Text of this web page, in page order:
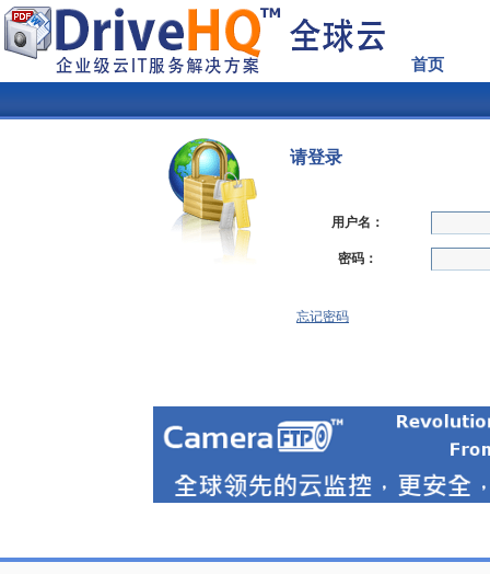
首页
请登录
用户名：
密码：
忘记密码